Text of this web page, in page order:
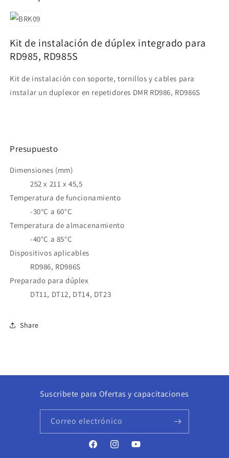
para
RD986S
Precio
iva
RD986S
Precio
iva
Kit de instalación de dúplex integrado para
RD985, RD985S
Kit de instalación con soporte, tornillos y cables para
instalar un duplexor en repetidores DMR RD986, RD986S
Presupuesto
Dimensiones (mm)
252 x 211 x 45,5
Temperatura de funcionamiento
-30°C a 60°C
Temperatura de almacenamiento
-40°C a 85°C
Dispositivos aplicables
RD986, RD986S
Preparado para dúplex
DT11, DT12, DT14, DT23
Share
Suscribete para Ofertas y capacitaciones
Correo electrónico
FacebookInstagramYouTube